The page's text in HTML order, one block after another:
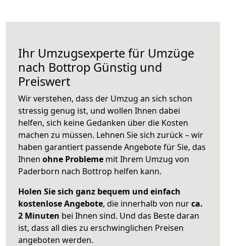
Ihr Umzugsexperte für Umzüge
nach Bottrop Günstig und
Preiswert
Wir verstehen, dass der Umzug an sich schon
stressig genug ist, und wollen Ihnen dabei
helfen, sich keine Gedanken über die Kosten
machen zu müssen. Lehnen Sie sich zurück – wir
haben garantiert passende Angebote für Sie, das
Ihnen ohne Probleme mit Ihrem Umzug von
Paderborn nach Bottrop helfen kann.
Holen Sie sich ganz bequem und einfach
kostenlose Angebote, die innerhalb von nurca.
2 Minuten bei Ihnen sind. Und das Beste daran
ist, dass all dies zu erschwinglichen Preisen
angeboten werden.